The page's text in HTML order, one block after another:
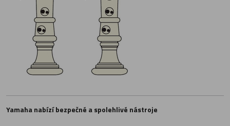
Yamaha nabízí bezpečné a spolehlivé nástroje